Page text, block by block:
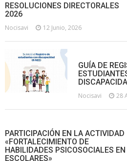
RESOLUCIONES DIRECTORALES
2026
Nocisavi 12 Junio, 2026
GUÍA DE
Nocisavi 28
PARTICIPACIÓN EN LA ACTIVIDAD
«FORTALECIMIENTO DE
HABILIDADES PSICOSOCIALES EN
ESCOLARES»